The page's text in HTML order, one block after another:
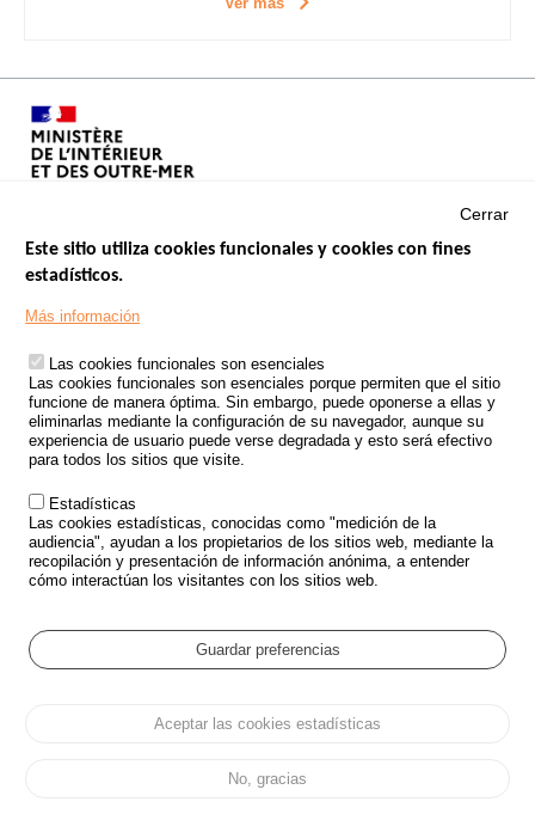
Footer
TRATAMIENTO DE DATOS PERSONALES PROCEDENTES DE
ACCIDENTES DE TRÁFICO
ESTUDIOS
CONVOCATORIA DE PROYECTOS DE ESTUDIOS
POLÍTICA DE SEGURIDAD VIAL
Outils
EVENTOS
GLOSARIO
Cookie settings
Protección de datos y CookiesAdministrar las cookies
Cerrar
Este sitio utiliza cookies funcionales y cookies con fines
estadísticos.
Más información
Las cookies funcionales son esenciales
Las cookies funcionales son esenciales porque permiten que el sitio
funcione de manera óptima. Sin embargo, puede oponerse a ellas y
eliminarlas mediante la configuración de su navegador, aunque su
experiencia de usuario puede verse degradada y esto será efectivo
para todos los sitios que visite.
Estadísticas
Las cookies estadísticas, conocidas como "medición de la
audiencia", ayudan a los propietarios de los sitios web, mediante la
recopilación y presentación de información anónima, a entender
cómo interactúan los visitantes con los sitios web.
Guardar preferencias
Aceptar las cookies estadísticas
No, gracias